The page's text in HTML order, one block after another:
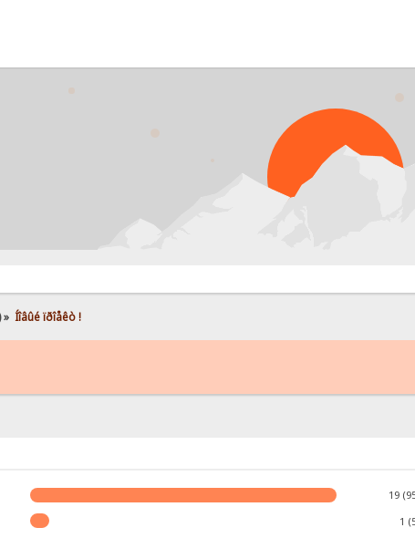
» Íîâûé ïðîåêò !
19
1